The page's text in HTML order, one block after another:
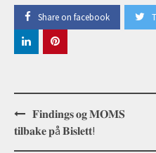
Share on facebook
Post
navigation
𝐅𝐢𝐧𝐝𝐢𝐧𝐠𝐬 𝐨𝐠 𝐌𝐎𝐌𝐒
𝐭𝐢𝐥𝐛𝐚𝐤𝐞 𝐩å 𝐁𝐢𝐬𝐥𝐞𝐭𝐭!